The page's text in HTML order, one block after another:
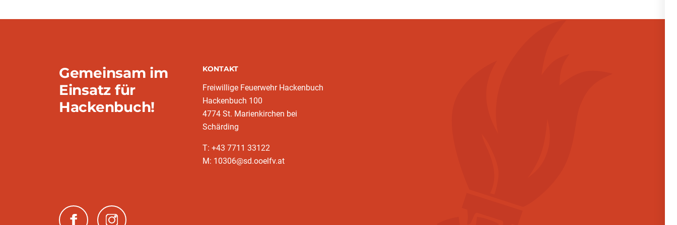
Gemeinsam im
Einsatz für
Hackenbuch!
KONTAKT
Freiwillige Feuerwehr Hackenbuch
Hackenbuch 100
4774 St. Marienkirchen bei
Schärding
T: +43 7711 33122
M: 10306@sd.ooelfv.at